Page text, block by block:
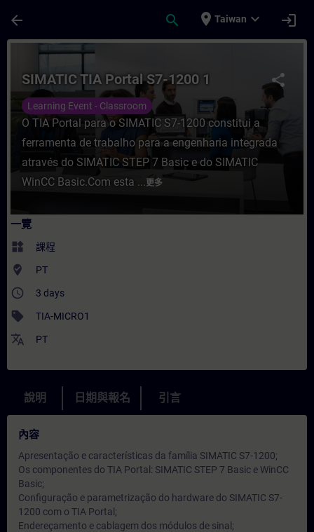
arrow_back search place Taiwan expand_more login
課程 - SIMATIC TIA Portal S7-1200 1 - 培
share
SIMATIC TIA Portal S7-1200 1
Learning Event - Classroom
O TIA Portal para o SIMATIC S7-1200 constitui a
ferramenta de trabalho para a engenharia integrada
através do SIMATIC STEP 7 Basic e do SIMATIC
WinCC Basic.Com esta ...更多
一覽
widgets 課程
where_to_vote PT
access_time 3 days
sell TIA-MICRO1
translate PT
說明 日期與報名 引言
內容
Apresentação e características da família SIMATIC S7-1200;
Os componentes do TIA Portal: SIMATIC STEP 7 Basic e WinCC
Basic;
Configuração e parametrização do hardware do SIMATIC S7-
1200 com o TIA Portal;
Endereçamento e cablagem dos módulos de sinal;